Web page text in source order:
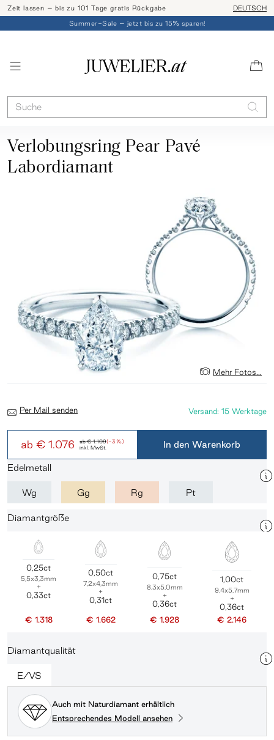
Zeit lassen – bis zu 101 Tage gratis Rückgabe Ringgröße
DEUTSCH
Summer-Sale – jetzt bis zu 15% sparen!
Verlobungsring Pear Pavé
Labordiamant
Mehr Fotos...
ab€ 1.109(-3 %)
ab € 1.076 inkl. MwSt.
Versand: 15 Werktage
Per Mail senden
In den Warenkorb
Edelmetall
Wg Gg Rg Pt
Diamantgröße
0,25ct
5,5x3,3mm
+
0,33ct
€ 1.318
0,50ct
7,2x4,3mm
+
0,31ct
€ 1.662
0,75ct
8,3x5,0mm
+
0,36ct
€ 1.928
1,00ct
9,4x5,7mm
+
0,36ct
€ 2.146
Diamantqualität
E/VS
Auch mit Naturdiamant erhältlich
Entsprechendes Modell ansehen